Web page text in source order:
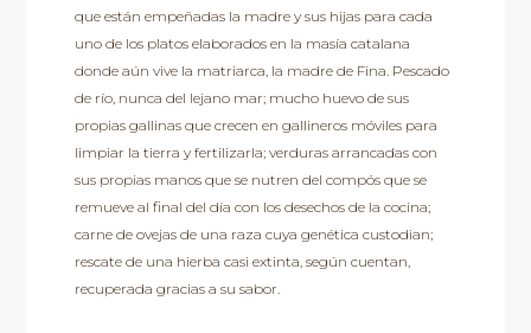
que están empeñadas la madre y sus hijas para cada
uno de los platos elaborados en la masía catalana
donde aún vive la matriarca, la madre de Fina. Pescado
de río, nunca del lejano mar; mucho huevo de sus
propias gallinas que crecen en gallineros móviles para
limpiar la tierra y fertilizarla; verduras arrancadas con
sus propias manos que se nutren del compós que se
remueve al final del día con los desechos de la cocina;
carne de ovejas de una raza cuya genética custodian;
rescate de una hierba casi extinta, según cuentan,
recuperada gracias a su sabor.